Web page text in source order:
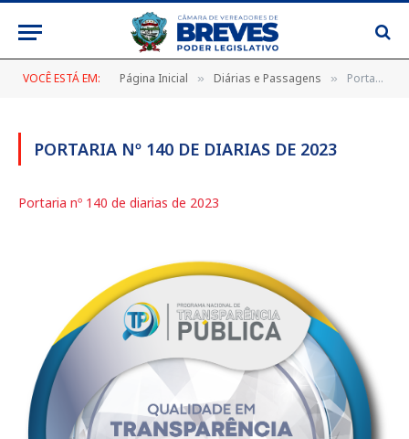
VOCÊ ESTÁ EM: Página Inicial » Diárias e Passagens » Portaria nº 140 de diarias de 2023
PORTARIA Nº 140 DE DIARIAS DE 2023
Portaria nº 140 de diarias de 2023